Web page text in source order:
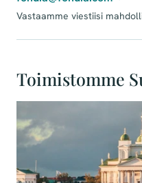
Vastaamme viestiisi
Toimistomme